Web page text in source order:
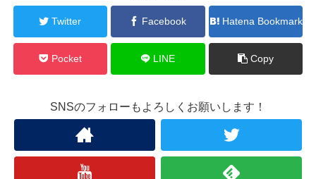
Twitter Facebook Hatena Bookmark
Pocket LINE Copy
SNSのフォローもよろしくお願いします！